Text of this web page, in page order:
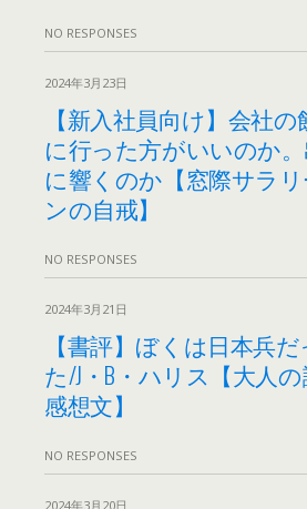
NO RESPONSES
2024年3月23日
【新入社員向け】会社
に行った方がいいのか
に響くのか【窓際サラ
ンの自戒】
NO RESPONSES
2024年3月21日
【書評】ぼくは日本兵だ
た/J・B・ハリス【大人
感想文】
NO RESPONSES
2024年3月20日